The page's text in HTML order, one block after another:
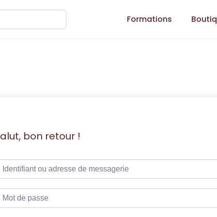
Formations
bon retour !